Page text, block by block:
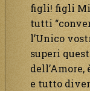
figli! figli
tutti
l’Unico
superi
dell’Amore,
e tutto